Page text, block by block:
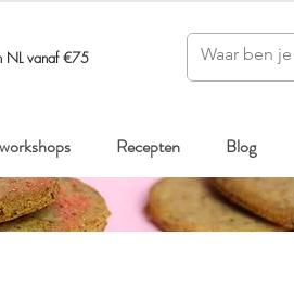
NL vanaf €75
Recepten Blog